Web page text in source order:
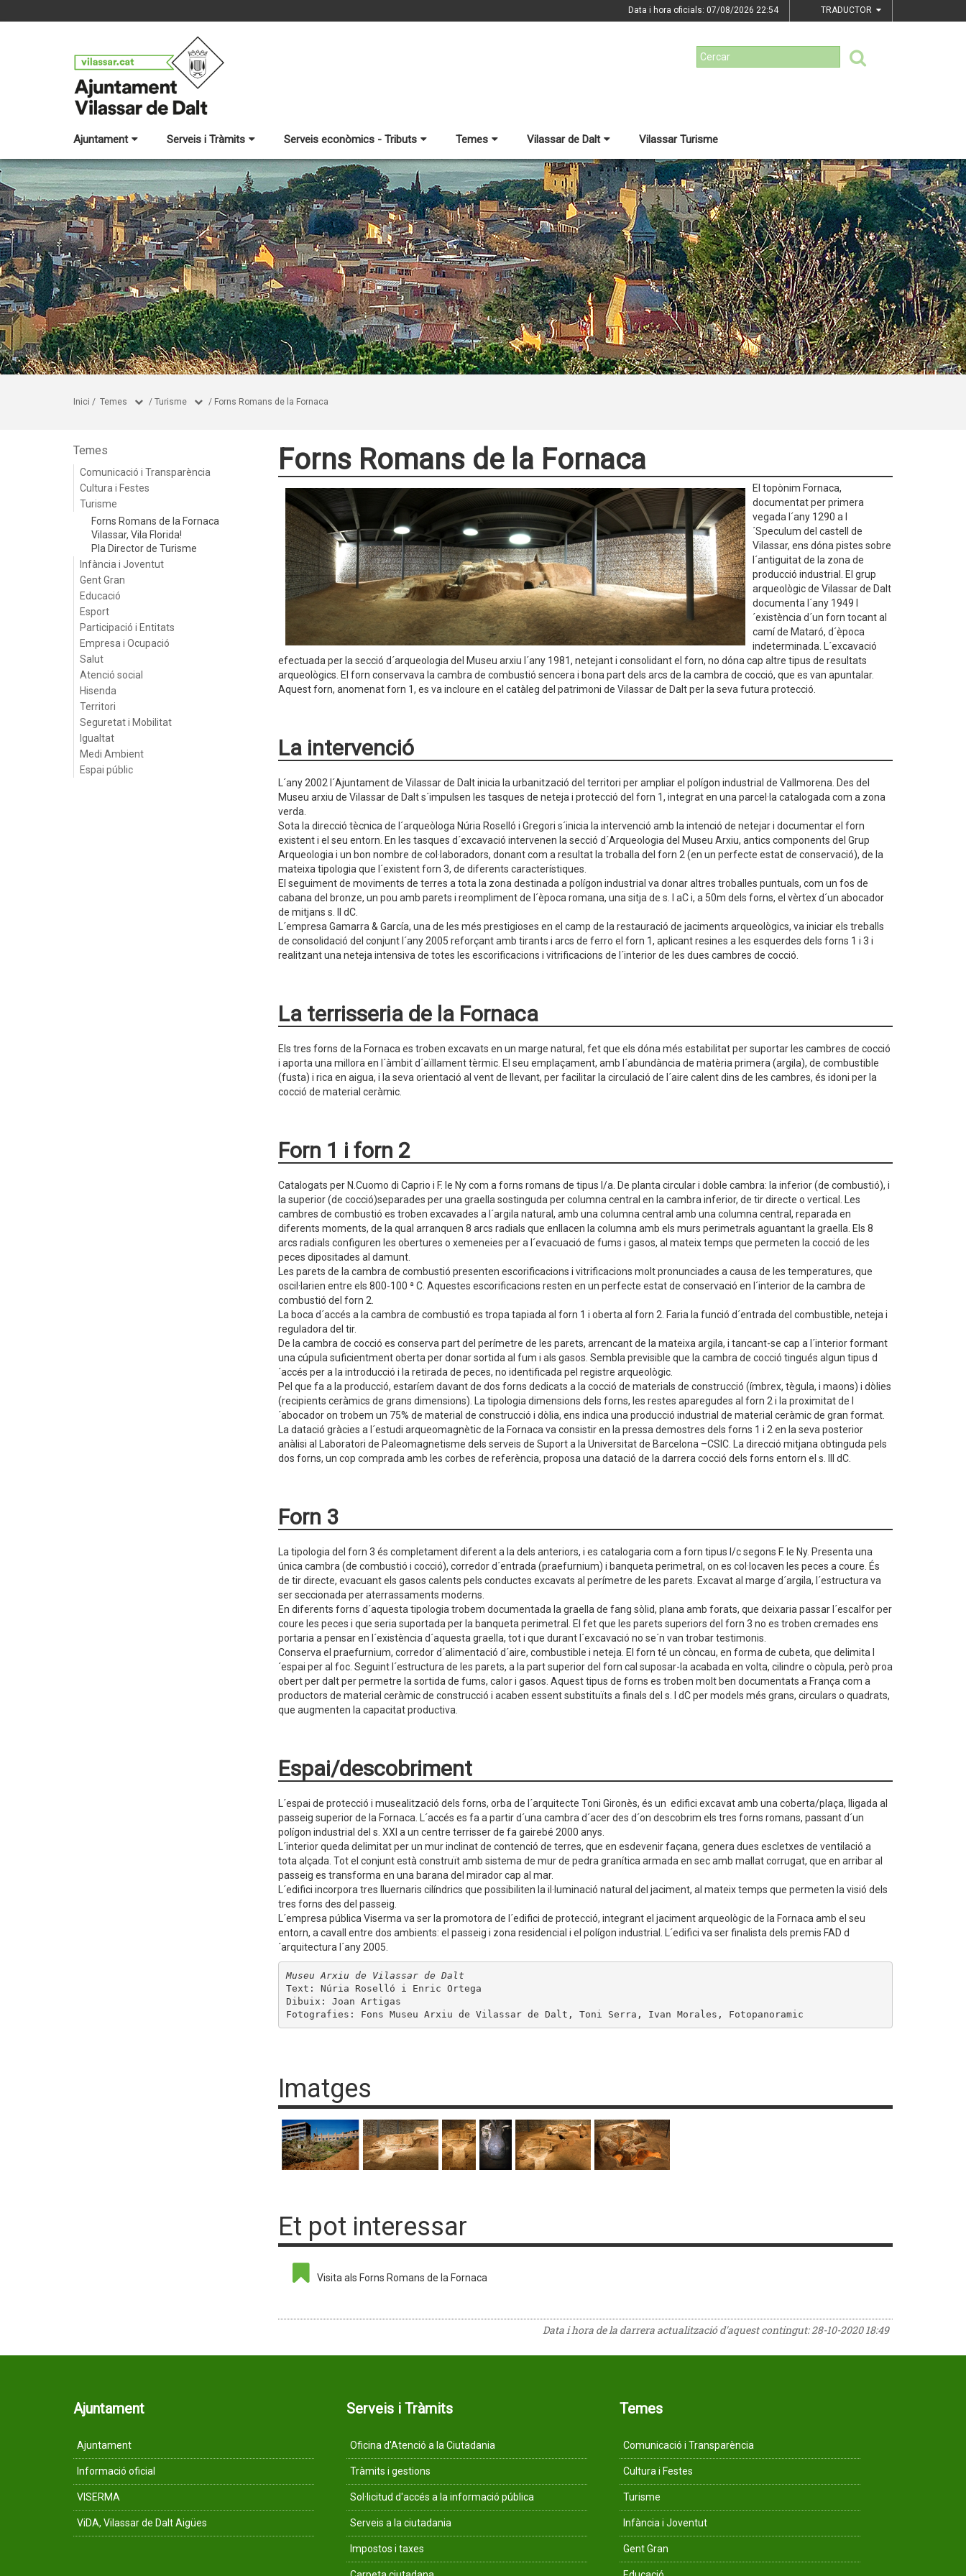
Data i hora oficials: 07/08/2026 22:54 TRADUCTOR
Ajuntament Serveis i Tràmits Serveis econòmics - Tributs Temes Vilassar de Dalt Vilassar Turisme
Inici / Temes / Turisme / Forns Romans de la Fornaca
Temes
Comunicació i Transparència
Cultura i Festes
Turisme
Forns Romans de la Fornaca
Vilassar, Vila Florida!
Pla Director de Turisme
Infància i Joventut
Gent Gran
Educació
Esport
Participació i Entitats
Empresa i Ocupació
Salut
Atenció social
Hisenda
Territori
Seguretat i Mobilitat
Igualtat
Medi Ambient
Espai públic
Forns Romans de la Fornaca
El topònim Fornaca,
documentat per primera
vegada l´any 1290 a l
´Speculum del castell de
Vilassar, ens dóna pistes sobre
l´antiguitat de la zona de
producció industrial. El grup
arqueològic de Vilassar de Dalt
documenta l´any 1949 l
´existència d´un forn tocant al
camí de Mataró, d´època
indeterminada. L´excavació
efectuada per la secció d´arqueologia del Museu arxiu l´any 1981, netejant i consolidant el forn, no dóna cap altre tipus de resultats
arqueològics. El forn conservava la cambra de combustió sencera i bona part dels arcs de la cambra de cocció, que es van apuntalar.
Aquest forn, anomenat forn 1, es va incloure en el catàleg del patrimoni de Vilassar de Dalt per la seva futura protecció.
La intervenció
L´any 2002 l´Ajuntament de Vilassar de Dalt inicia la urbanització del territori per ampliar el polígon industrial de Vallmorena. Des del
Museu arxiu de Vilassar de Dalt s´impulsen les tasques de neteja i protecció del forn 1, integrat en una parcel·la catalogada com a zona
verda.
Sota la direcció tècnica de l´arqueòloga Núria Roselló i Gregori s´inicia la intervenció amb la intenció de netejar i documentar el forn
existent i el seu entorn. En les tasques d´excavació intervenen la secció d´Arqueologia del Museu Arxiu, antics components del Grup
Arqueologia i un bon nombre de col·laboradors, donant com a resultat la troballa del forn 2 (en un perfecte estat de conservació), de la
mateixa tipologia que l´existent forn 3, de diferents característiques.
El seguiment de moviments de terres a tota la zona destinada a polígon industrial va donar altres troballes puntuals, com un fos de
cabana del bronze, un pou amb parets i reompliment de l´època romana, una sitja de s. I aC i, a 50m dels forns, el vèrtex d´un abocador
de mitjans s. II dC.
L´empresa Gamarra & García, una de les més prestigioses en el camp de la restauració de jaciments arqueològics, va iniciar els treballs
de consolidació del conjunt l´any 2005 reforçant amb tirants i arcs de ferro el forn 1, aplicant resines a les esquerdes dels forns 1 i 3 i
realitzant una neteja intensiva de totes les escorificacions i vitrificacions de l´interior de les dues cambres de cocció.
La terrisseria de la Fornaca
Els tres forns de la Fornaca es troben excavats en un marge natural, fet que els dóna més estabilitat per suportar les cambres de cocció
i aporta una millora en l´àmbit d´aïllament tèrmic. El seu emplaçament, amb l´abundància de matèria primera (argila), de combustible
(fusta) i rica en aigua, i la seva orientació al vent de llevant, per facilitar la circulació de l´aire calent dins de les cambres, és idoni per la
cocció de material ceràmic.
Forn 1 i forn 2
Catalogats per N.Cuomo di Caprio i F. le Ny com a forns romans de tipus I/a. De planta circular i doble cambra: la inferior (de combustió), i
la superior (de cocció)separades per una graella sostinguda per columna central en la cambra inferior, de tir directe o vertical. Les
cambres de combustió es troben excavades a l´argila natural, amb una columna central amb una columna central, reparada en
diferents moments, de la qual arranquen 8 arcs radials que enllacen la columna amb els murs perimetrals aguantant la graella. Els 8
arcs radials configuren les obertures o xemeneies per a l´evacuació de fums i gasos, al mateix temps que permeten la cocció de les
peces dipositades al damunt.
Les parets de la cambra de combustió presenten escorificacions i vitrificacions molt pronunciades a causa de les temperatures, que
oscil·larien entre els 800-100 ª C. Aquestes escorificacions resten en un perfecte estat de conservació en l´interior de la cambra de
combustió del forn 2.
La boca d´accés a la cambra de combustió es tropa tapiada al forn 1 i oberta al forn 2. Faria la funció d´entrada del combustible, neteja i
reguladora del tir.
De la cambra de cocció es conserva part del perímetre de les parets, arrencant de la mateixa argila, i tancant-se cap a l´interior formant
una cúpula suficientment oberta per donar sortida al fum i als gasos. Sembla previsible que la cambra de cocció tingués algun tipus d
´accés per a la introducció i la retirada de peces, no identificada pel registre arqueològic.
Pel que fa a la producció, estaríem davant de dos forns dedicats a la cocció de materials de construcció (ímbrex, tègula, i maons) i dòlies
(recipients ceràmics de grans dimensions). La tipologia dimensions dels forns, les restes aparegudes al forn 2 i la proximitat de l
´abocador on trobem un 75% de material de construcció i dòlia, ens indica una producció industrial de material ceràmic de gran format.
La datació gràcies a l´estudi arqueomagnètic de la Fornaca va consistir en la pressa demostres dels forns 1 i 2 en la seva posterior
anàlisi al Laboratori de Paleomagnetisme dels serveis de Suport a la Universitat de Barcelona –CSIC. La direcció mitjana obtinguda pels
dos forns, un cop comprada amb les corbes de referència, proposa una datació de la darrera cocció dels forns entorn el s. III dC.
Forn 3
La tipologia del forn 3 és completament diferent a la dels anteriors, i es catalogaria com a forn tipus I/c segons F. le Ny. Presenta una
única cambra (de combustió i cocció), corredor d´entrada (praefurnium) i banqueta perimetral, on es col·locaven les peces a coure. És
de tir directe, evacuant els gasos calents pels conductes excavats al perímetre de les parets. Excavat al marge d´argila, l´estructura va
ser seccionada per aterrassaments moderns.
En diferents forns d´aquesta tipologia trobem documentada la graella de fang sòlid, plana amb forats, que deixaria passar l´escalfor per
coure les peces i que seria suportada per la banqueta perimetral. El fet que les parets superiors del forn 3 no es troben cremades ens
portaria a pensar en l´existència d´aquesta graella, tot i que durant l´excavació no se´n van trobar testimonis.
Conserva el praefurnium, corredor d´alimentació d´aire, combustible i neteja. El forn té un còncau, en forma de cubeta, que delimita l
´espai per al foc. Seguint l´estructura de les parets, a la part superior del forn cal suposar-la acabada en volta, cilindre o còpula, però proa
obert per dalt per permetre la sortida de fums, calor i gasos. Aquest tipus de forns es troben molt ben documentats a França com a
productors de material ceràmic de construcció i acaben essent substituïts a finals del s. I dC per models més grans, circulars o quadrats,
que augmenten la capacitat productiva.
Espai/descobriment
L´espai de protecció i musealització dels forns, orba de l´arquitecte Toni Gironès, és un edifici excavat amb una coberta/plaça, lligada al
passeig superior de la Fornaca. L´accés es fa a partir d´una cambra d´acer des d´on descobrim els tres forns romans, passant d´un
polígon industrial del s. XXI a un centre terrisser de fa gairebé 2000 anys.
L´interior queda delimitat per un mur inclinat de contenció de terres, que en esdevenir façana, genera dues escletxes de ventilació a
tota alçada. Tot el conjunt està construït amb sistema de mur de pedra granítica armada en sec amb mallat corrugat, que en arribar al
passeig es transforma en una barana del mirador cap al mar.
L´edifici incorpora tres lluernaris cilíndrics que possibiliten la il·luminació natural del jaciment, al mateix temps que permeten la visió dels
tres forns des del passeig.
L´empresa pública Viserma va ser la promotora de l´edifici de protecció, integrant el jaciment arqueològic de la Fornaca amb el seu
entorn, a cavall entre dos ambients: el passeig i zona residencial i el polígon industrial. L´edifici va ser finalista dels premis FAD d
´arquitectura l´any 2005.
Museu Arxiu de Vilassar de Dalt
Text: Núria Roselló i Enric Ortega
Dibuix: Joan Artigas
Fotografies: Fons Museu Arxiu de Vilassar de Dalt, Toni Serra, Ivan Morales, Fotopanoramic
Imatges
Et pot interessar
Visita als Forns Romans de la Fornaca
Data i hora de la darrera actualització d'aquest contingut:28-10-2020 18:49
Ajuntament
Ajuntament
Informació oficial
VISERMA
ViDA, Vilassar de Dalt Aigües
Serveis i Tràmits
Oficina d'Atenció a la Ciutadania
Tràmits i gestions
Sol·licitud d'accés a la informació pública
Serveis a la ciutadania
Impostos i taxes
Temes
Comunicació i Transparència
Cultura i Festes
Turisme
Infància i Joventut
Gent Gran